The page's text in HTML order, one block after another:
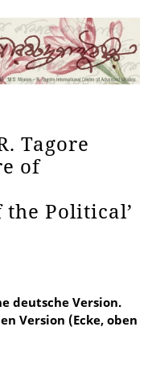
Tagore
of
the Political’
deutsche Version.
Version (Ecke, oben